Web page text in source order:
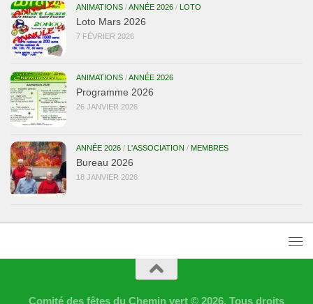
ANIMATIONS /ANNÉE 2026 / LOTO
Loto Mars 2026
7 FÉVRIER 2026
ANIMATIONS /ANNÉE 2026
Programme 2026
26 JANVIER 2026
ANNÉE 2026 / L'ASSOCIATION / MEMBRES
Bureau 2026
18 JANVIER 2026
Comité des fêtes du Chemin vert © 2026. Tous droits